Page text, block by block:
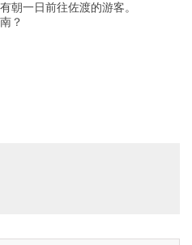
朝一日前往佐渡的游客。
？